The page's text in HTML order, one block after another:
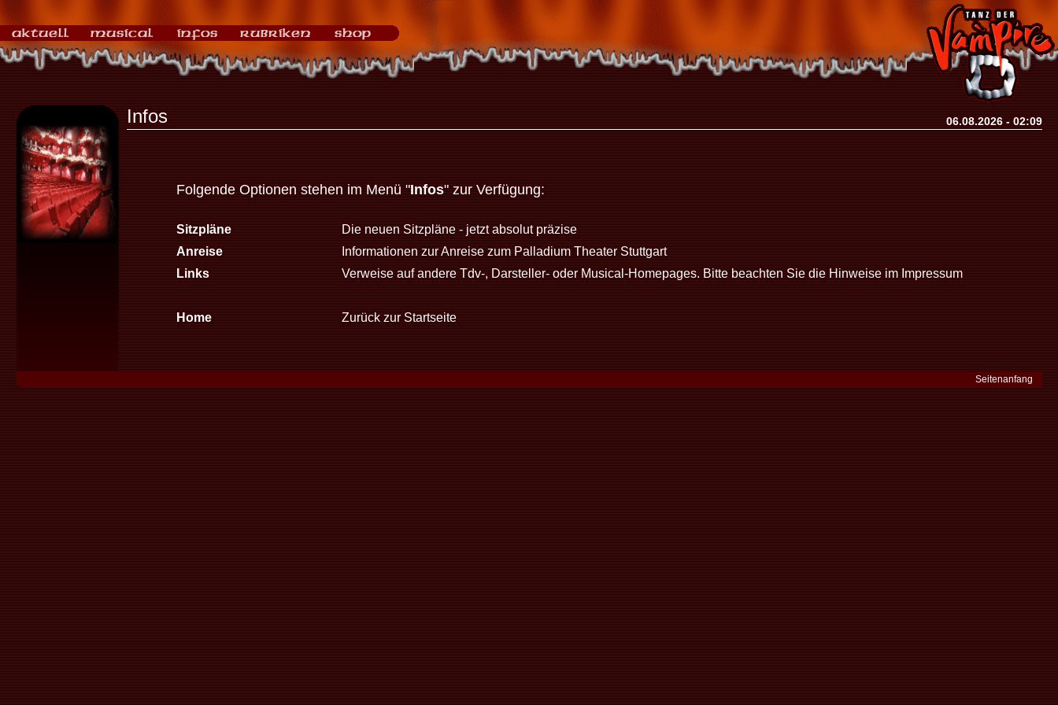
Infos 06.08.2026 - 02:09
Folgende Optionen stehen im Menü "Infos" zur Verfügung:
Sitzpläne
Die neuen Sitzpläne - jetzt absolut präzise
Anreise
Informationen zur Anreise zum Palladium Theater Stuttgart
Links
Verweise auf andere Tdv-, Darsteller- oder Musical-Homepages. Bitte beachten Sie die Hinweise im Impressum
Home Zurück zur Startseite
Seitenanfang